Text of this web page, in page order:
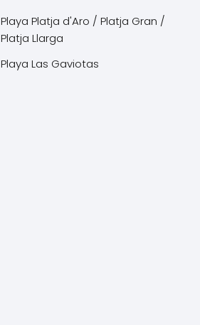
Playa Platja d'Aro / Platja Gran /
Platja Llarga
Playa Las Gaviotas